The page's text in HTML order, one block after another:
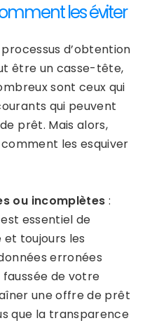
les éviter
d’obtention
être un casse-tête,
sont ceux qui
qui peuvent
prêt. Mais alors,
les esquiver
ou incomplètes :
essentiel de
toujours les
erronées
de votre
une offre de prêt
que la transparence